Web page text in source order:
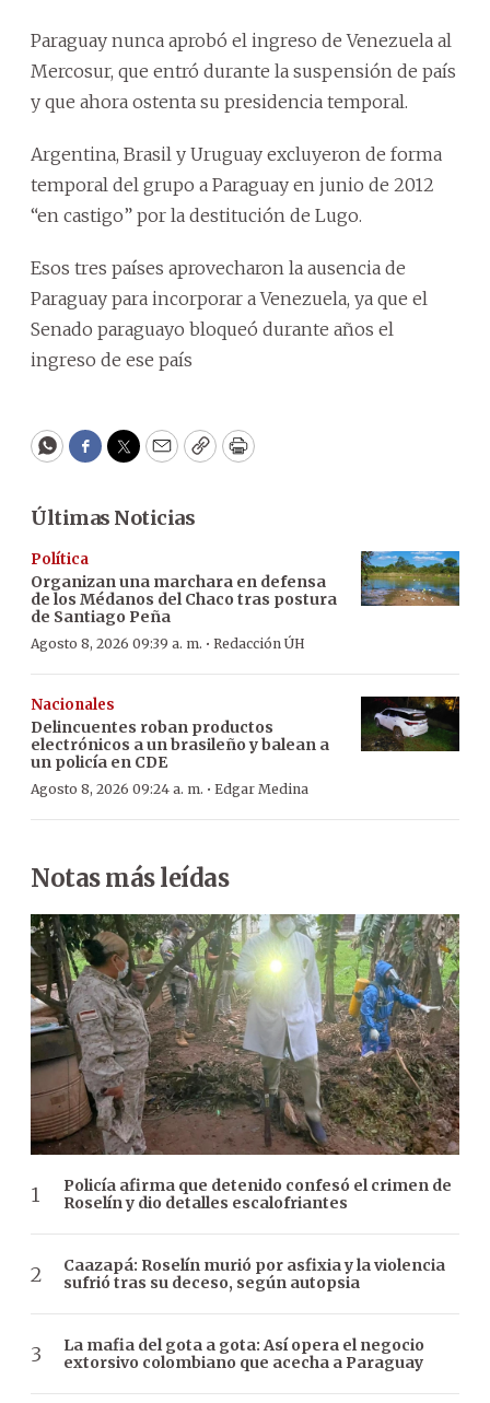
Paraguay nunca aprobó el ingreso de Venezuela al
Mercosur, que entró durante la suspensión de país
y que ahora ostenta su presidencia temporal.
Argentina, Brasil y Uruguay excluyeron de forma
temporal del grupo a Paraguay en junio de 2012
“en castigo” por la destitución de Lugo.
Esos tres países aprovecharon la ausencia de
Paraguay para incorporar a Venezuela, ya que el
Senado paraguayo bloqueó durante años el
ingreso de ese país
WhatsApp
Facebook
Twitter
EmailCopyPrint
Últimas Noticias
Política
Organizan una marchara en defensa
de los Médanos del Chaco tras postura
de Santiago Peña
Agosto 8, 2026 09:39 a. m. · Redacción ÚH
Nacionales
Delincuentes roban productos
electrónicos a un brasileño y balean a
un policía en CDE
Agosto 8, 2026 09:24 a. m. · Edgar Medina
Notas más leídas
Policía afirma que detenido confesó el crimen de
Roselín y dio detalles escalofriantes
Caazapá: Roselín murió por asfixia y la violencia
sufrió tras su deceso, según autopsia
La mafia del gota a gota: Así opera el negocio
extorsivo colombiano que acecha a Paraguay